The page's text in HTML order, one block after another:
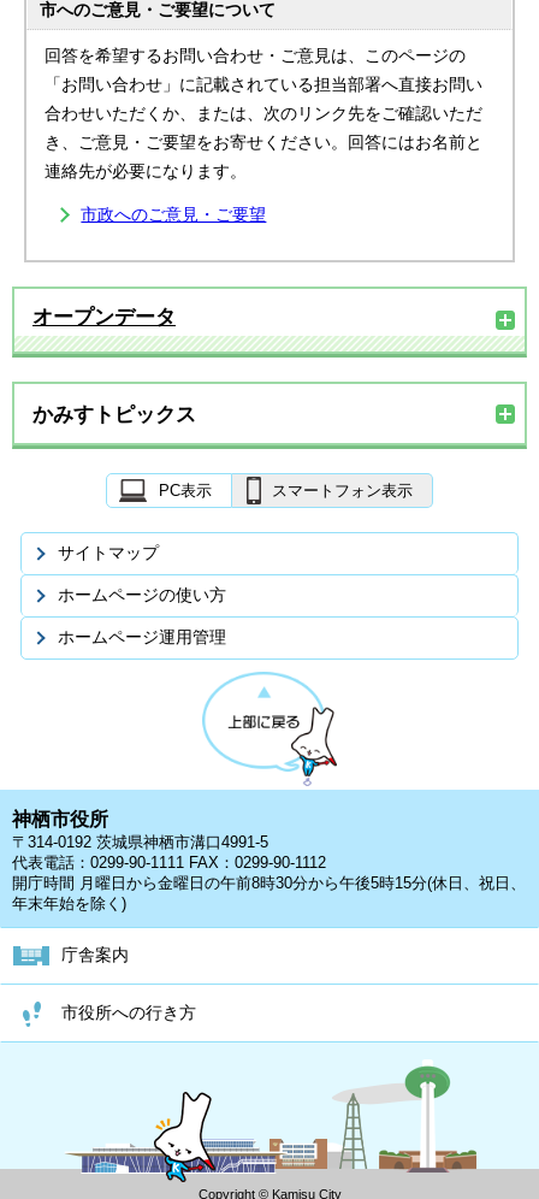
市へのご意見・ご要望について
回答を希望するお問い合わせ・ご意見は、このページの
「お問い合わせ」に記載されている担当部署へ直接お問い
合わせいただくか、または、次のリンク先をご確認いただ
き、ご意見・ご要望をお寄せください。回答にはお名前と
連絡先が必要になります。
市政へのご意見・ご要望
オープンデータ
かみすトピックス
PC表示 スマートフォン表示
サイトマップ
ホームページの使い方
ホームページ運用管理
神栖市役所
〒314-0192 茨城県神栖市溝口4991-5
代表電話：0299-90-1111 FAX：0299-90-1112
開庁時間 月曜日から金曜日の午前8時30分から午後5時15分(休日、祝日、
年末年始を除く)
庁舎案内
市役所への行き方
Copyright © Kamisu City